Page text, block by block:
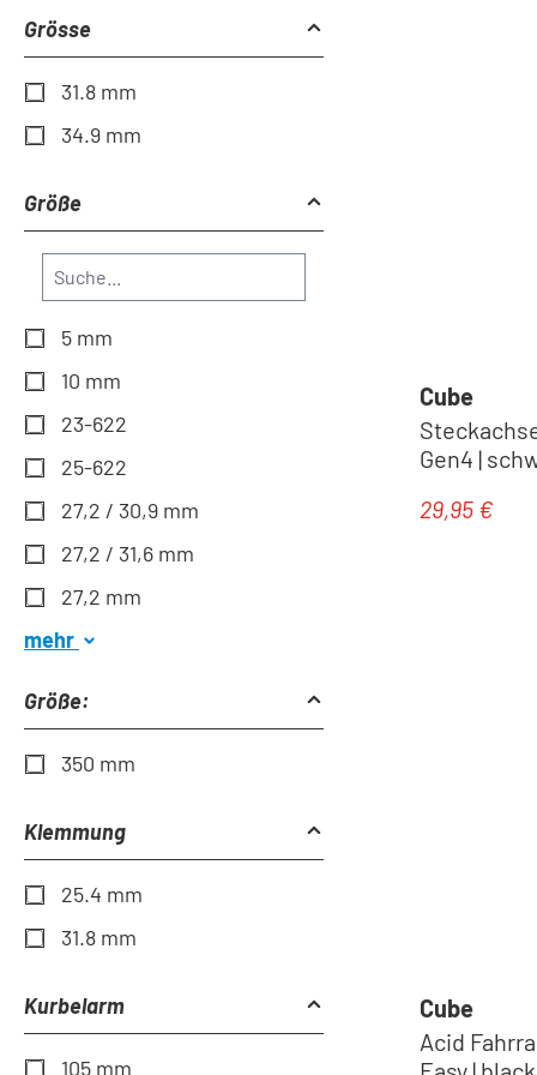
Grösse
31.8 mm
34.9 mm
Größe
5 mm
10 mm
23-622
25-622
27,2 / 30,9 mm
27,2 / 31,6 mm
27,2 mm
mehr
Größe:
350 mm
Klemmung
25.4 mm
31.8 mm
Kurbelarm
105 mm
Cube
Gen4 |
Regulärer
29,95 €
Cube
Acid